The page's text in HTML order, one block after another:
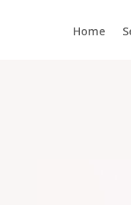
Home